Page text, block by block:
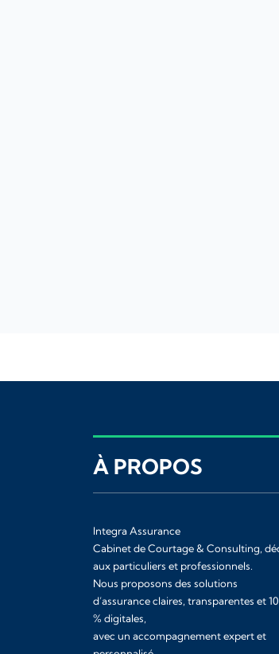
À PROPOS
Integra Assurance
Cabinet de Courtage & Consulting,
aux particuliers et professionnels.
Nous proposons des solutions
d’assurance claires, transparentes et
% digitales,
avec un accompagnement expert et